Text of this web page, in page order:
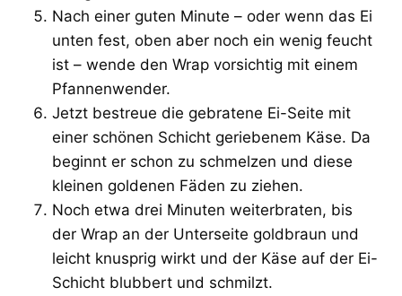
Nach einer guten Minute – oder wenn das Ei
unten fest, oben aber noch ein wenig feucht
ist – wende den Wrap vorsichtig mit einem
Pfannenwender.
Jetzt bestreue die gebratene Ei-Seite mit
einer schönen Schicht geriebenem Käse. Da
beginnt er schon zu schmelzen und diese
kleinen goldenen Fäden zu ziehen.
Noch etwa drei Minuten weiterbraten, bis
der Wrap an der Unterseite goldbraun und
leicht knusprig wirkt und der Käse auf der Ei-
Schicht blubbert und schmilzt.